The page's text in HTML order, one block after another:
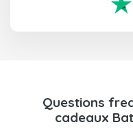
Questions
cadeaux